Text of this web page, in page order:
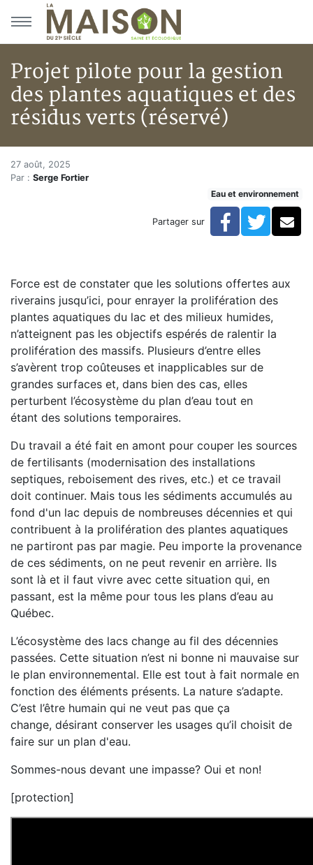
Aller au menu principal
Aller au contenu principal
Projet pilote pour la gestion
des plantes aquatiques et des
résidus verts (réservé)
Accueil
Articles
Projet pilote pour la gestion des plantes aquatiques
Projet pilote pour la gestion
27 août, 2025
Par : Serge Fortier
Eau et environnement
Partager sur Facebook
Force est de constater que les solutions offertes aux
riverains jusqu’ici, pour enrayer la prolifération des
plantes aquatiques du lac et des milieux humides,
n’atteignent pas les objectifs espérés de ralentir la
prolifération des massifs. Plusieurs d’entre elles
s’avèrent trop coûteuses et inapplicables sur de
grandes surfaces et, dans bien des cas, elles
perturbent l’écosystème du plan d’eau tout en
étant des solutions temporaires.
Du travail a été fait en amont pour couper les sources
de fertilisants (modernisation des installations
septiques, reboisement des rives, etc.) et ce travail
doit continuer. Mais tous les sédiments accumulés au
fond d'un lac depuis de nombreuses décennies et qui
contribuent à la prolifération des plantes aquatiques
ne partiront pas par magie. Peu importe la provenance
de ces sédiments, on ne peut revenir en arrière. Ils
sont là et il faut vivre avec cette situation qui, en
passant, est la même pour tous les plans d’eau au
Québec.
L’écosystème des lacs change au fil des décennies
passées. Cette situation n’est ni bonne ni mauvaise sur
le plan environnemental. Elle est tout à fait normale en
fonction des éléments présents. La nature s’adapte.
C’est l’être humain qui ne veut pas que ça
change, désirant conserver les usages qu’il choisit de
faire sur un plan d'eau.
Sommes-nous devant une impasse? Oui et non!
[protection]